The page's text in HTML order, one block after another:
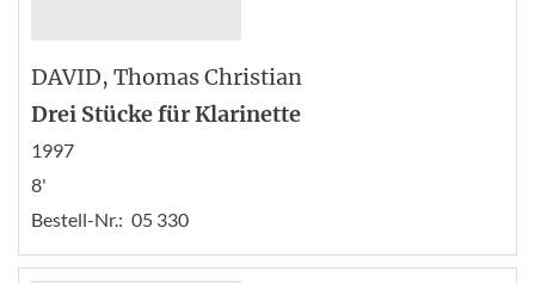
DAVID, Thomas Christian
Drei Stücke für Klarinette
1997
8'
Bestell-Nr.: 05 330